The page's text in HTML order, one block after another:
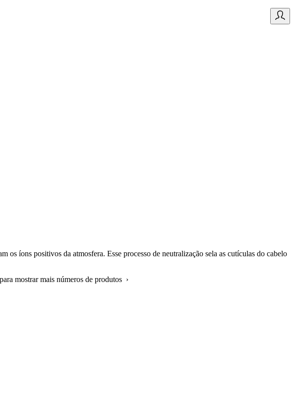
íons positivos da atmosfera. Esse processo de neutralização sela as cutículas do cabelo
mostrar mais números de produtos ›